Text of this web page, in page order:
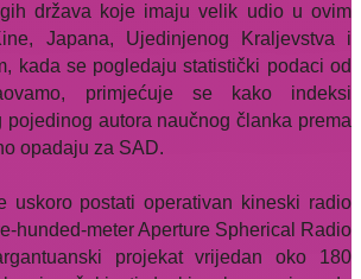
država koje imaju velik udio u ovim
Japana, Ujedinjenog Kraljevstva i
kada se pogledaju statistički podaci od
primjećuje se kako indeksi
pojedinog autora naučnog članka prema
opadaju za SAD.
uskoro postati operativan kineski radio
hunded-meter Aperture Spherical Radio
projekat vrijedan oko 180